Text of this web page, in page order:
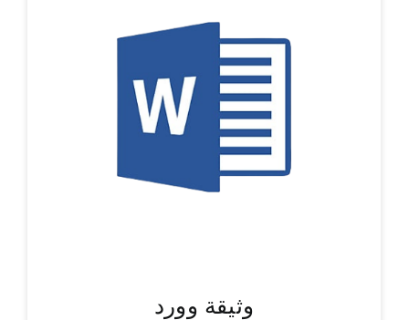
وثيقة وورد